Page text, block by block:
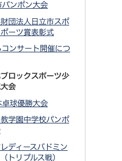
ンポン大会
団法人日立市スポ
ーツ賞表彰式
ンサート開催につ
ロックスポーツ少
会
球優勝大会
学園中学校パンポ
ディースバドミン
トリプルス戦）